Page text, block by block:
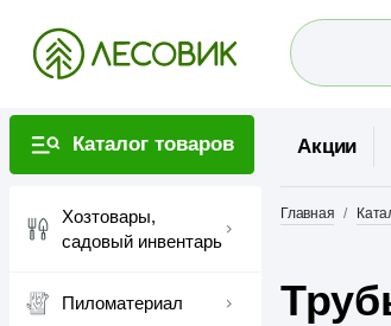
Каталог товаров
Хозтовары,
садовый инвентарь
Пиломатериал
Акции
Главная